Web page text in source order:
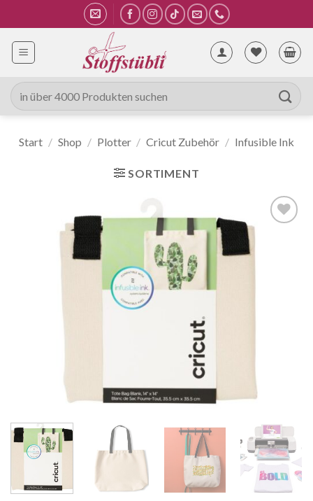
Inhalt
springen
Suche
nach:
Start / Shop / Plotter / Cricut Zubehör / Infusible Ink
SORTIMENT
Wunschliste